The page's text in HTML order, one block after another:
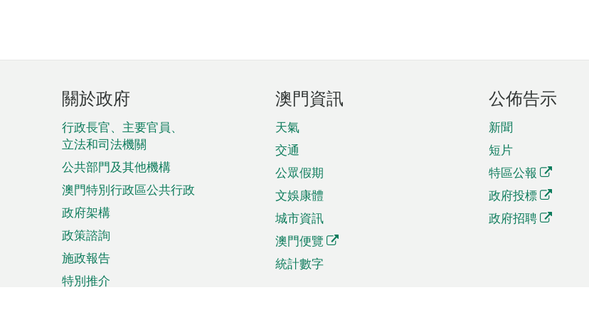
頁
腳
菜
單
關於政府
行政長官、主要官員、
立法和司法機關
公共部門及其他機構
澳門特別行政區公共行政
政府架構
政策諮詢
施政報告
特別推介
澳門資訊
天氣
交通
公眾假期
文娛康體
城市資訊
澳門便覽
統計數字
公佈告示
新聞
短片
特區公報
政府投標
政府招聘